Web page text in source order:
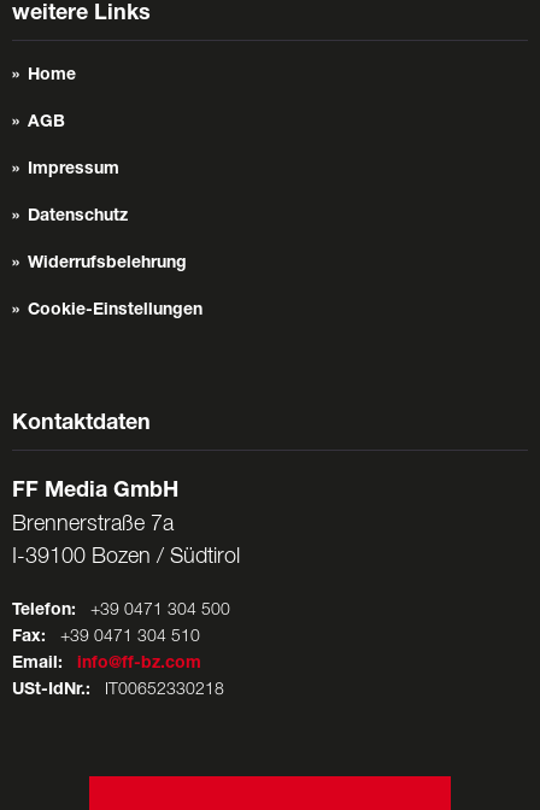
weitere Links
Home
AGB
Impressum
Datenschutz
Widerrufsbelehrung
Cookie-Einstellungen
Kontaktdaten
FF Media GmbH
Brennerstraße 7a
I-39100 Bozen / Südtirol
Telefon: +39 0471 304 500
Fax: +39 0471 304 510
Email:
info@ff-bz.com
USt-IdNr.: IT00652330218